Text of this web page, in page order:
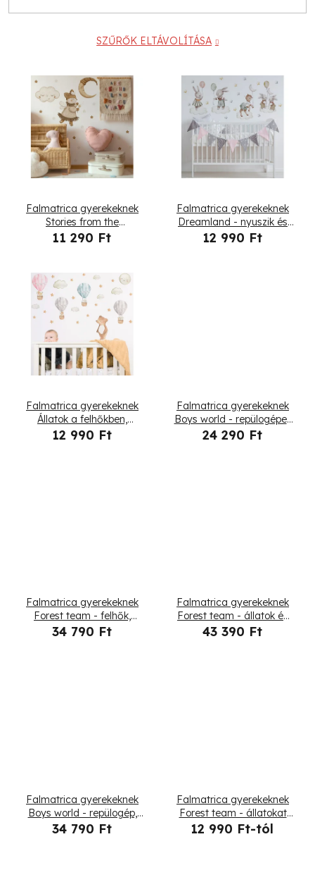
SZŰRŐK ELTÁVOLÍTÁSA
Falmatrica gyerekeknek
Stories from the
wonderland - róka, felhők
11 290 Ft
Falmatrica gyerekeknek
Dreamland - nyuszik és
róka
12 990 Ft
Falmatrica gyerekeknek
Állatok a felhőkben,
motívum 3
12 990 Ft
Falmatrica gyerekeknek
Boys world - repülogépek
és helikopter
24 290 Ft
Falmatrica gyerekeknek
Forest team - felhők,
állatok és fák
34 790 Ft
Falmatrica gyerekeknek
Forest team - állatok és
fák
43 390 Ft
Falmatrica gyerekeknek
Boys world - repülogép,
léggömb és vonat
34 790 Ft
Falmatrica gyerekeknek
Forest team - állatokat
játszó réten
12 990 Ft-tól